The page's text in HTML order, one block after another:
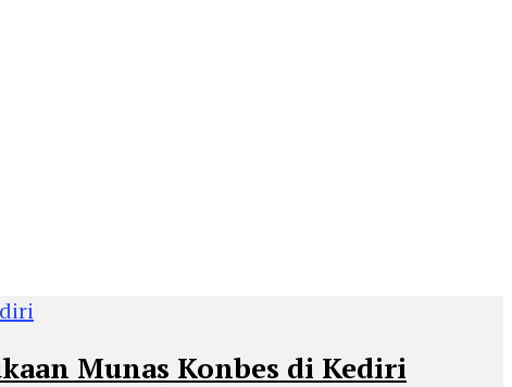
Munas Konbes di Kediri